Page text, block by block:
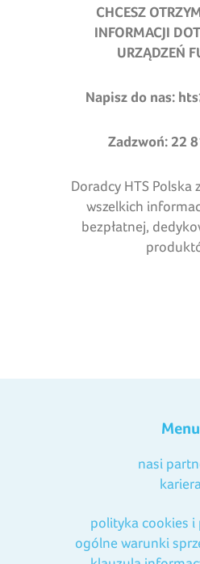
CHCESZ
INFORMACJI
URZĄDZEŃ
Napisz do nas:
Zadzwoń: 22
Doradcy HTS Polska
wszelkich
bezpłatnej,
Menu
nasi
kariera
polityka cookies i
ogólne warunki